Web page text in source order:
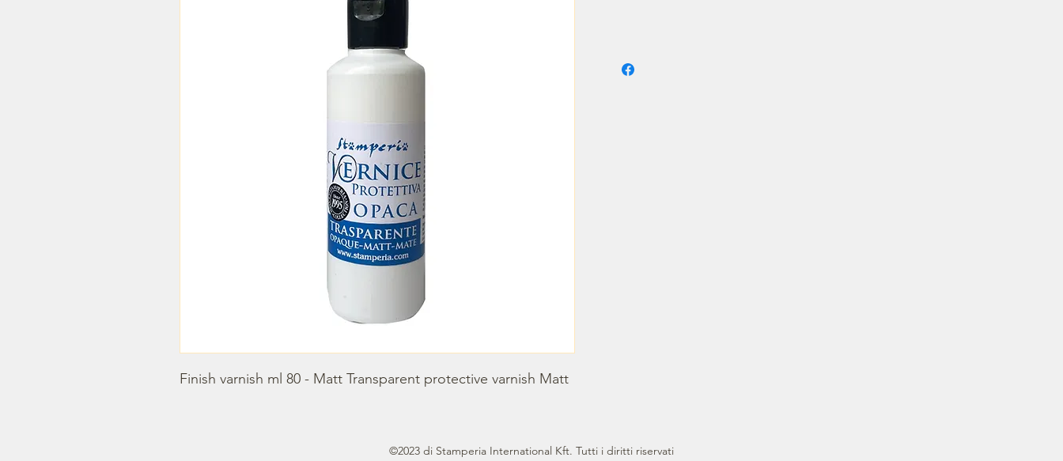
Finish varnish ml 80 - Matt Transparent protective varnish Matt
©2023 di Stamperia International Kft. Tutti i diritti riservati